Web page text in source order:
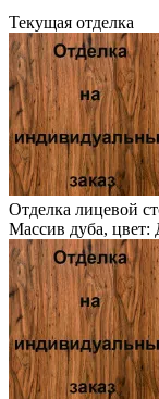
Текущая отделка
Отделка лицевой
Массив дуба, цвет: